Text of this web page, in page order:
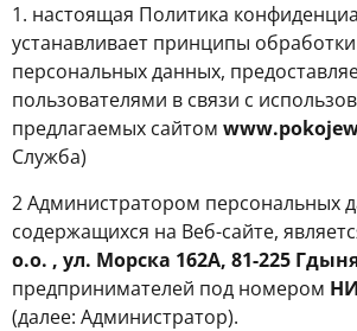
1. настоящая Политика
устанавливает принципы
персональных данных,
пользователями в связи с
предлагаемых сайтом
Служба)
2 Администратором персональных
содержащихся на Веб-сайте,
o.o. , ул. Морска 162А, 81-225
предпринимателей под номером
(далее: Администратор).